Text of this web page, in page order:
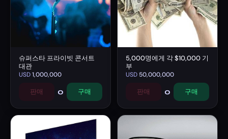
슈퍼스타 프라이빗 콘서트
대관
USD1,000,000
판매 0 구매
5,000명에게 각 $10,000 기
부
USD 50,000,000
판매 0 구매